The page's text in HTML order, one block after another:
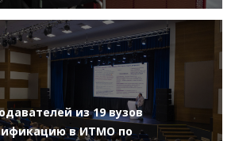
из 19 вузов
в ИТМО по